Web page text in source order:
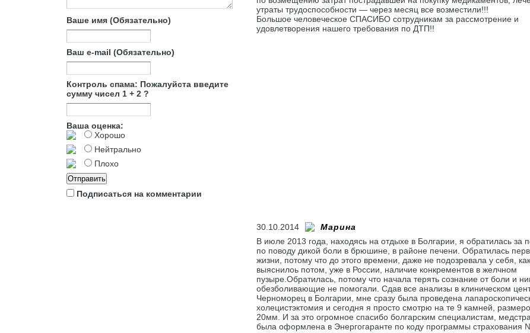
утраты трудоспособности — через месяц все возместили!!!
Большое человеческое СПАСИБО сотрудникам за рассмотрение и
удовлетворения нашего требования по ДТП!!
30.10.2014
Марина
В июле 2013 года, находясь на отдыхе в Болгарии, я обратилась за
по поводу дикой боли в брюшине, в районе печени. Обратилась
жизни, потому что до этого времени, даже не подозревала у себя, как
выяснилоь потом, уже в России, наличие конкрементов в желчном
пузыре.Обратилась, потому что начала терять сознание от боли и
обезболивающие не помогали. Сдав все анализы в клиническом
Черноморец в Болгарии, мне сразу была проведена
холецистэктомия и сегодня я просто смотрю на те 9 камней,
20мм. И за это огромное спасибо болгарским специалистам,
была оформлена в Энергогаранте по коду программы страхования
Ваше имя (Обязательно)
Ваш e-mail (Обязательно)
Контроль спама: Пожалуйста введите
сумму чисел 1 + 2 ?
Ваша оценка:
Хорошо
Нейтрально
Плохо
Подписаться на комментарии